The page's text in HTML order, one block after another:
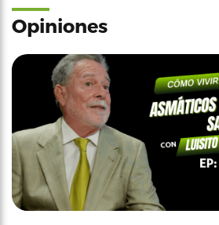
Opiniones